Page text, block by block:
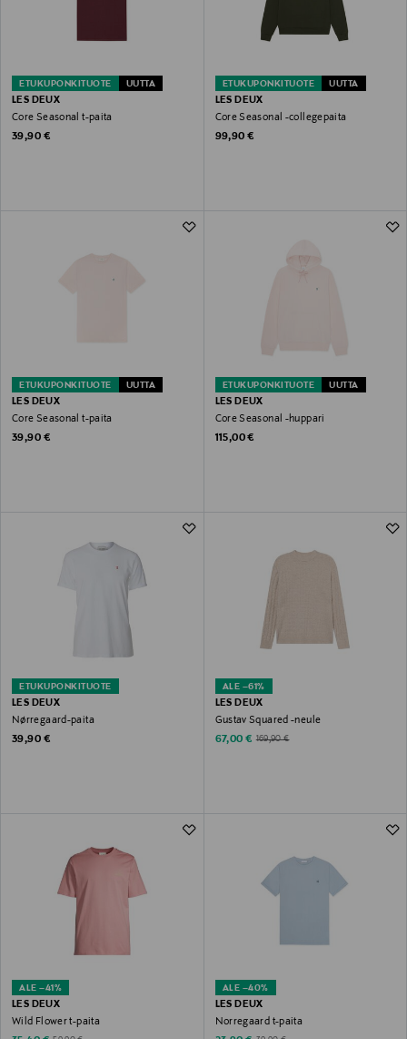
ETUKUPONKITUOTE UUTTA
LES DEUX
Core Seasonal t-paita
Original Price
39,90 €
ETUKUPONKITUOTE UUTTA
LES DEUX
Core Seasonal -collegepaita
Original Price
99,90 €
ETUKUPONKITUOTE UUTTA
LES DEUX
Core Seasonal t-paita
Original Price
39,90 €
ETUKUPONKITUOTE UUTTA
LES DEUX
Core Seasonal -huppari
Original Price
115,00 €
ETUKUPONKITUOTE
LES DEUX
Nørregaard-paita
Original Price
39,90 €
ALE –61%
LES DEUX
Gustav Squared -neule
Discounted Price
67,00 € Original Price
169,90 €
ALE –41%
LES DEUX
Wild Flower t-paita
ALE –40%
LES DEUX
Norregaard t-paita